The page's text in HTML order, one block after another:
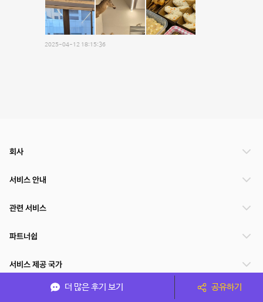
2025-04-12 18:15:36
더 많은 후기 보기 공유하기
회사
서비스 안내
관련 서비스
파트너쉽
서비스 제공 국가